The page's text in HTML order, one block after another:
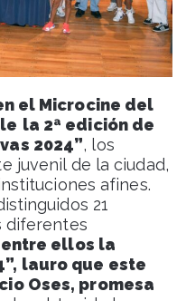
el Microcine del
la 2ª edición de
2024”, los
juvenil de la ciudad,
afines.
21
diferentes
ellos la
lauro que este
Oses, promesa